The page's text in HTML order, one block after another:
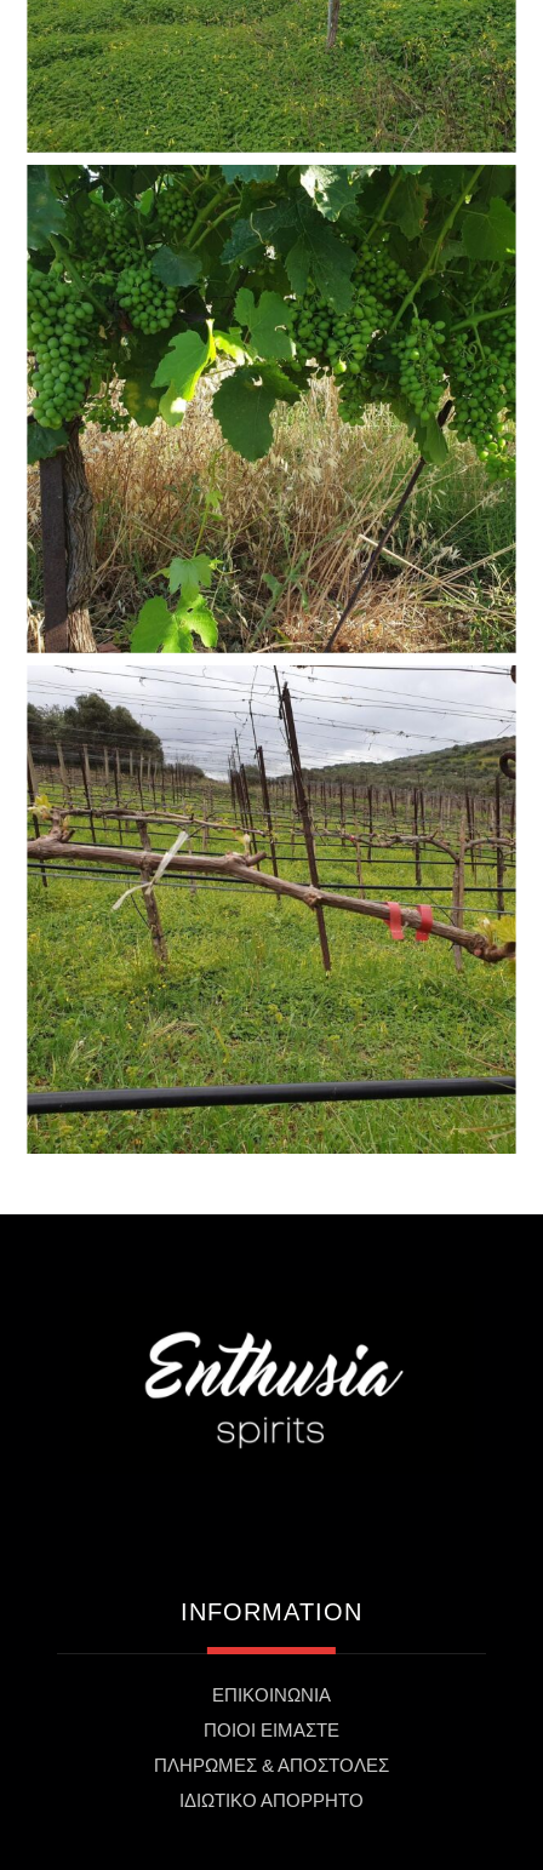
INFORMATION
ΕΠΙΚΟΙΝΩΝΙΑ
ΠΟΙΟΙ ΕΙΜΑΣΤΕ
ΠΛΗΡΩΜΕΣ & ΑΠΟΣΤΟΛΕΣ
ΙΔΙΩΤΙΚΟ ΑΠΟΡΡΗΤΟ